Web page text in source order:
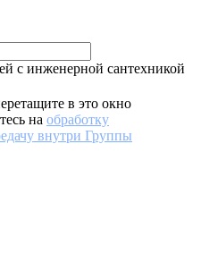
с инженерной сантехникой
в это окно
на обработку
внутри Группы